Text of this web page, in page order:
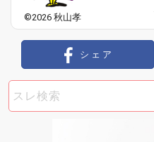
©2026 秋山孝
シェア